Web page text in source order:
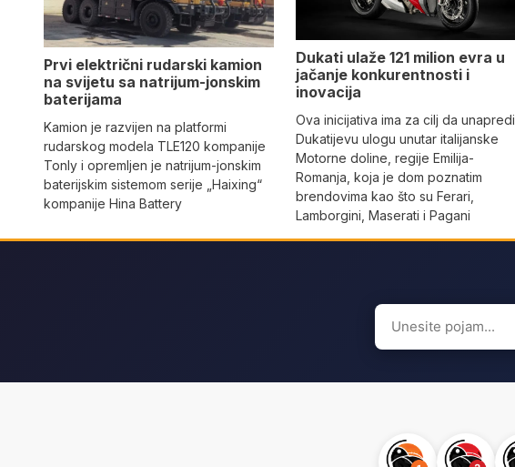
Prvi električni rudarski kamion
na svijetu sa natrijum-jonskim
baterijama
Kamion je razvijen na platformi
rudarskog modela TLE120 kompanije
Tonly i opremljen je natrijum-jonskim
baterijskim sistemom serije „Haixing“
kompanije Hina Battery
Dukati ulaže 121 milion evra u
jačanje konkurentnosti i
inovacija
Ova inicijativa ima za cilj da unapredi
Dukatijevu ulogu unutar italijanske
Motorne doline, regije Emilija-
Romanja, koja je dom poznatim
brendovima kao što su Ferari,
Lamborgini, Maserati i Pagani
Search
for: